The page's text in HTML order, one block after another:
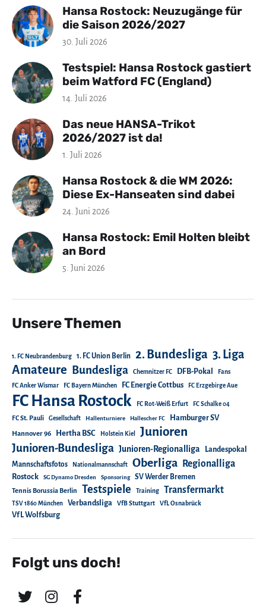
Hansa Rostock: Neuzugänge für
die Saison 2026/2027
30. Juli 2026
Testspiel: Hansa Rostock gastiert
beim Watford FC (England)
14. Juli 2026
Das neue HANSA-Trikot
2026/2027 ist da!
1. Juli 2026
Hansa Rostock & die WM 2026:
Diese Ex-Hanseaten sind dabei
24. Juni 2026
Hansa Rostock: Emil Holten bleibt
an Bord
5. Juni 2026
Unsere Themen
1. FC Neubrandenburg 1. FC Union Berlin 2. Bundesliga 3. Liga
Amateure Bundesliga Chemnitzer FC DFB-Pokal Fans
FC Anker Wismar FC Bayern München FC Energie Cottbus FC Erzgebirge Aue
FC Hansa Rostock FC Rot-Weiß Erfurt FC Schalke 04
FC St. Pauli Gesellschaft Hallenturniere Hallescher FC Hamburger SV
Hannover 96 Hertha BSC Holstein Kiel Junioren
Junioren-Bundesliga Junioren-Regionalliga
Landespokal
Mannschaftsfotos
Nationalmannschaft Oberliga Regionalliga
Rostock SG Dynamo Dresden Sponsoring SV Werder Bremen
Tennis Borussia Berlin Testspiele Training Transfermarkt
TSV 1860 München Verbandsliga VfB Stuttgart VfL Osnabrück
VfL Wolfsburg
Folgt uns doch!